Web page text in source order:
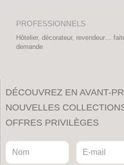
PROFESSIONNELS
Hôtelier, décorateur, revendeur…
demande
DÉCOUVREZ EN AVANT-
NOUVELLES
OFFRES PRIVILÈGES